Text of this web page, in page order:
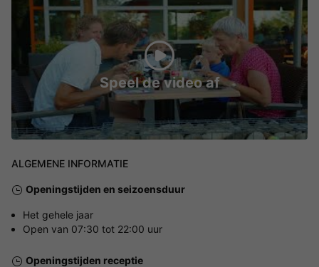
Speel de video af
ALGEMENE INFORMATIE
Openingstijden en seizoensduur
Het gehele jaar
Open van 07:30 tot 22:00 uur
Openingstijden receptie